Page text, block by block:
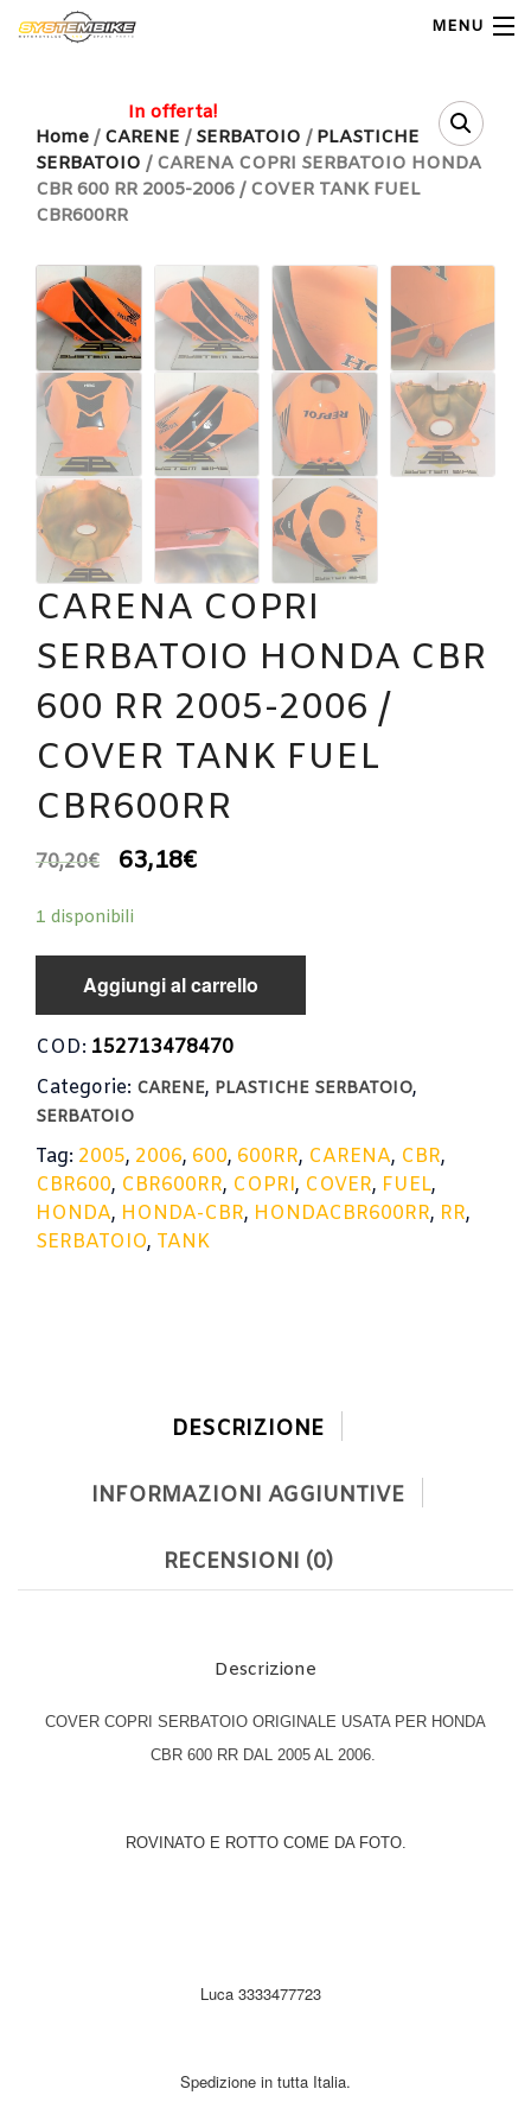
MENU
Home
Shop Moto
Shop Ricambi
Note Generali
Carrello
Contatti
Home / CARENE / SERBATOIO / PLASTICHE
SERBATOIO / CARENA COPRI SERBATOIO HONDA
CBR 600 RR 2005-2006 / COVER TANK FUEL
CBR600RR
In offerta!
CARENA COPRI
SERBATOIO HONDA CBR
600 RR 2005-2006 /
COVER TANK FUEL
CBR600RR
70,20€ 63,18€
1 disponibili
Aggiungi al carrello
COD: 152713478470
Categorie: CARENE, PLASTICHE SERBATOIO,
SERBATOIO
Tag: 2005, 2006, 600, 600RR, CARENA, CBR,
CBR600, CBR600RR, COPRI, COVER, FUEL,
HONDA, HONDA-CBR, HONDACBR600RR, RR,
SERBATOIO, TANK
DESCRIZIONE
INFORMAZIONI AGGIUNTIVE
RECENSIONI (0)
Descrizione
COVER COPRI SERBATOIO ORIGINALE USATA PER HONDA
CBR 600 RR DAL 2005 AL 2006.
ROVINATO E ROTTO COME DA FOTO.
Luca 3333477723
Spedizione in tutta Italia.